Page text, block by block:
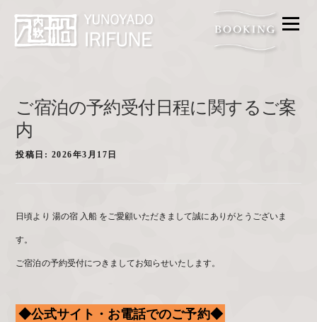
メニ
ご宿泊の予約受付日程に関するご案
内
投稿日: 2026年3月17日
日頃より 湯の宿 入船 をご愛顧いただきまして誠にありがとうございま
す。
ご宿泊の予約受付につきましてお知らせいたします。
◆公式サイト・お電話でのご予約◆